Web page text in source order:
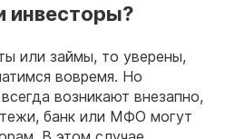
инвесторы?
или займы, то уверены,
вовремя. Но
возникают внезапно,
банк или МФО могут